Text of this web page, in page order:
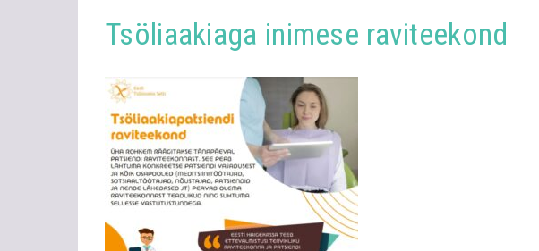
Tsöliaakiaga inimese raviteekond